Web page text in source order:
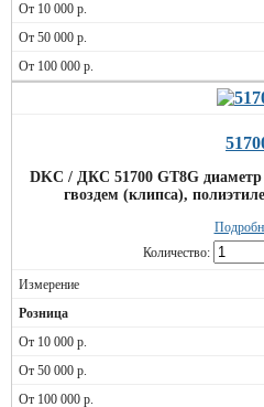
DKC / ДКС 51700 GT8G
гвоздем (клипса),
Количество: